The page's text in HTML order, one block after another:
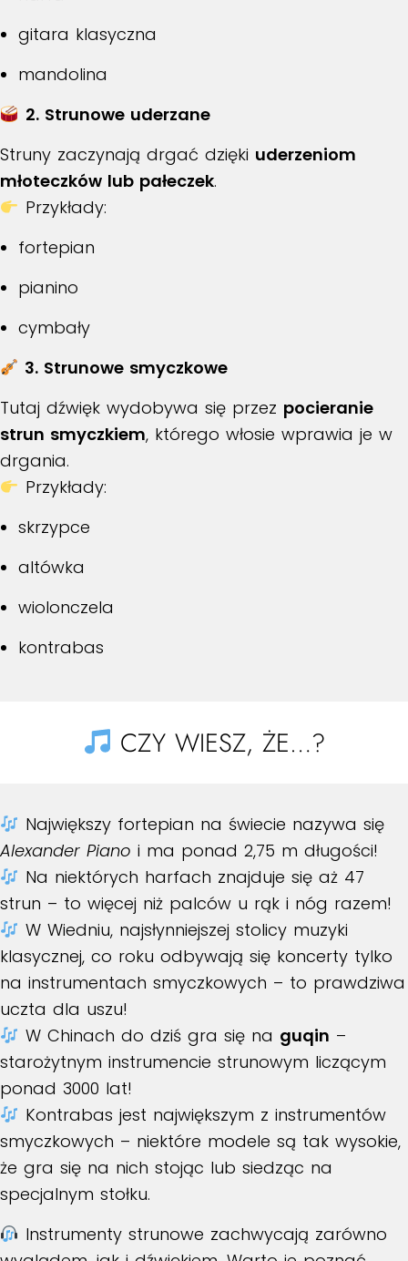
gitara klasyczna
mandolina
2. Strunowe uderzane
Struny zaczynają drgać dzięki uderzeniom
młoteczków lub pałeczek.
Przykłady:
fortepian
pianino
cymbały
3. Strunowe smyczkowe
Tutaj dźwięk wydobywa się przez pocieranie
strun smyczkiem, którego włosie wprawia je w
drgania.
Przykłady:
skrzypce
altówka
wiolonczela
kontrabas
CZY WIESZ, ŻE…?
Największy fortepian na świecie nazywa się
Alexander Piano i ma ponad 2,75 m długości!
Na niektórych harfach znajduje się aż 47
strun – to więcej niż palców u rąk i nóg razem!
W Wiedniu, najsłynniejszej stolicy muzyki
klasycznej, co roku odbywają się koncerty tylko
na instrumentach smyczkowych – to prawdziwa
uczta dla uszu!
W Chinach do dziś gra się na guqin –
starożytnym instrumencie strunowym liczącym
ponad 3000 lat!
Kontrabas jest największym z instrumentów
smyczkowych – niektóre modele są tak wysokie,
że gra się na nich stojąc lub siedząc na
specjalnym stołku.
Instrumenty strunowe zachwycają zarówno